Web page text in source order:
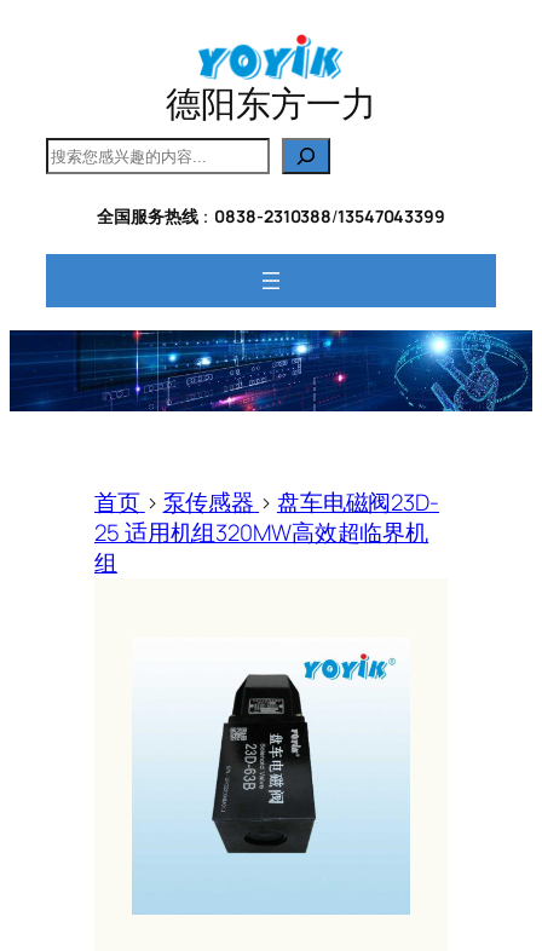
德阳东方一力
搜
索
全国服务热线： 0838-2310388/13547043399
首页 > 泵传感器 > 盘车电磁阀23D-
25 适用机组320MW高效超临界机
组